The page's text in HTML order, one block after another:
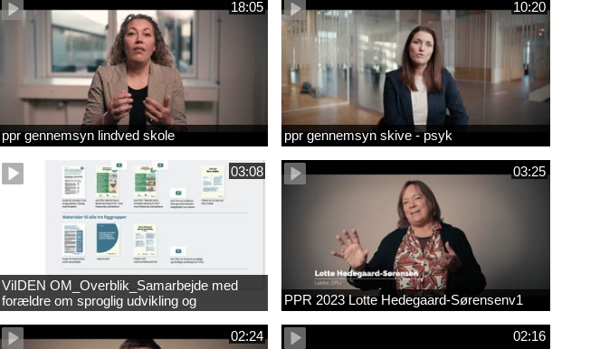
18:05
ppr gennemsyn lindved skole
10:20
ppr gennemsyn skive - psyk
03:08
ViIDEN OM_Overblik_Samarbejde med
forældre om sproglig udvikling og
forebyggelse af læsevanskelighede
03:25
PPR 2023 Lotte Hedegaard-Sørensenv1
02:24 02:16